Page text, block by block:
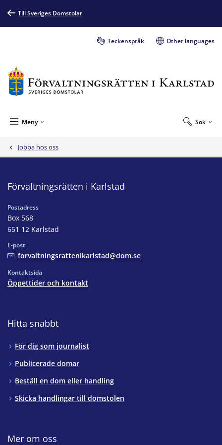
Till Sveriges Domstolar
Teckenspråk Other languages
Sök
Meny
Jobba hos oss
Förvaltningsrätten i Karlstad
Postadress
Box 568
651 12 Karlstad
E-post
forvaltningsrattenikarlstad@dom.se
Kontaktsida
Öppettider och kontakt
Hitta snabbt
För dig som journalist
Publicerade domar
Beställ en dom eller handling
Skicka handlingar till domstolen
Mer om oss